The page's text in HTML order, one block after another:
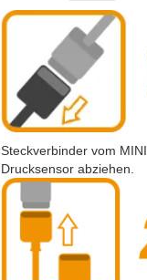
Steckverbinder vom MINI
Drucksensor abziehen.